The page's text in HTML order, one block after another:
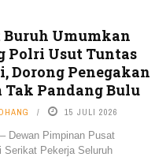
Buruh Umumkan
Polri Usut Tuntas
Dorong Penegakan
Tak Pandang Bulu
15 JULI 2026
Dewan Pimpinan Pusat
Serikat Pekerja Seluruh